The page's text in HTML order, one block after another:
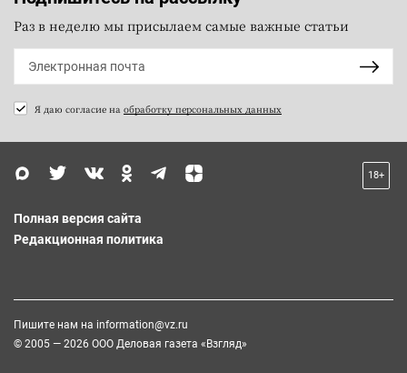
Раз в неделю мы присылаем самые важные статьи
Я даю согласие на обработку персональных данных
18+
Полная версия сайта
Редакционная политика
Пишите нам на information@vz.ru
© 2005 — 2026 ООО Деловая газета «Взгляд»